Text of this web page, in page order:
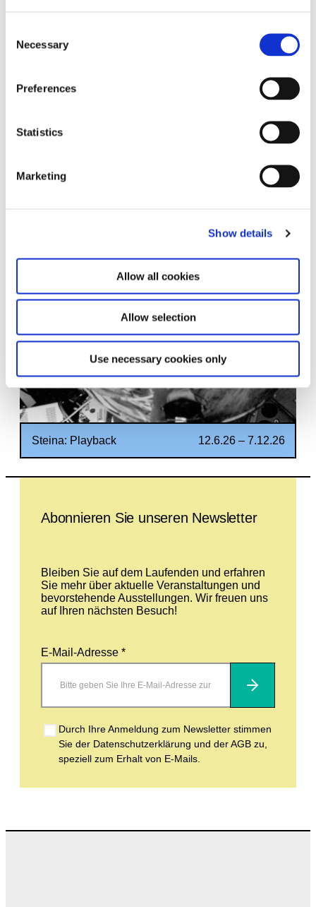
Selection
Necessary
Preferences
Statistics
Marketing
Show details
Allow all cookies
Allow selection
Use necessary cookies only
Steina: Playback 12.6.26 – 7.12.26
Abonnieren Sie unseren Newsletter
Bleiben Sie auf dem Laufenden und erfahren
Sie mehr über aktuelle Veranstaltungen und
bevorstehende Ausstellungen. Wir freuen uns
auf Ihren nächsten Besuch!
E-Mail-Adresse *
Abonnieren
Durch Ihre Anmeldung zum Newsletter stimmen
Sie der Datenschutzerklärung und der AGB zu,
speziell zum Erhalt von E-Mails.